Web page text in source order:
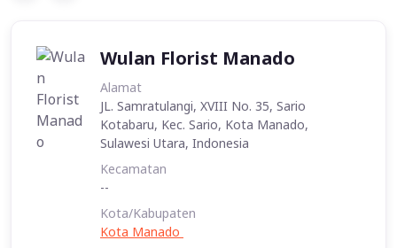
Wulan Florist Manado
Alamat
JL. Samratulangi, XVIII No. 35, Sario
Kotabaru, Kec. Sario, Kota Manado,
Sulawesi Utara, Indonesia
Kecamatan
--
Kota/Kabupaten
Kota Manado